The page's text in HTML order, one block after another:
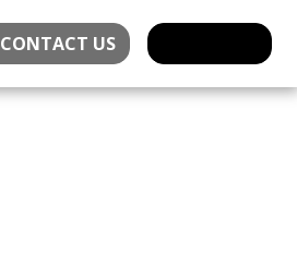
CONTACT US